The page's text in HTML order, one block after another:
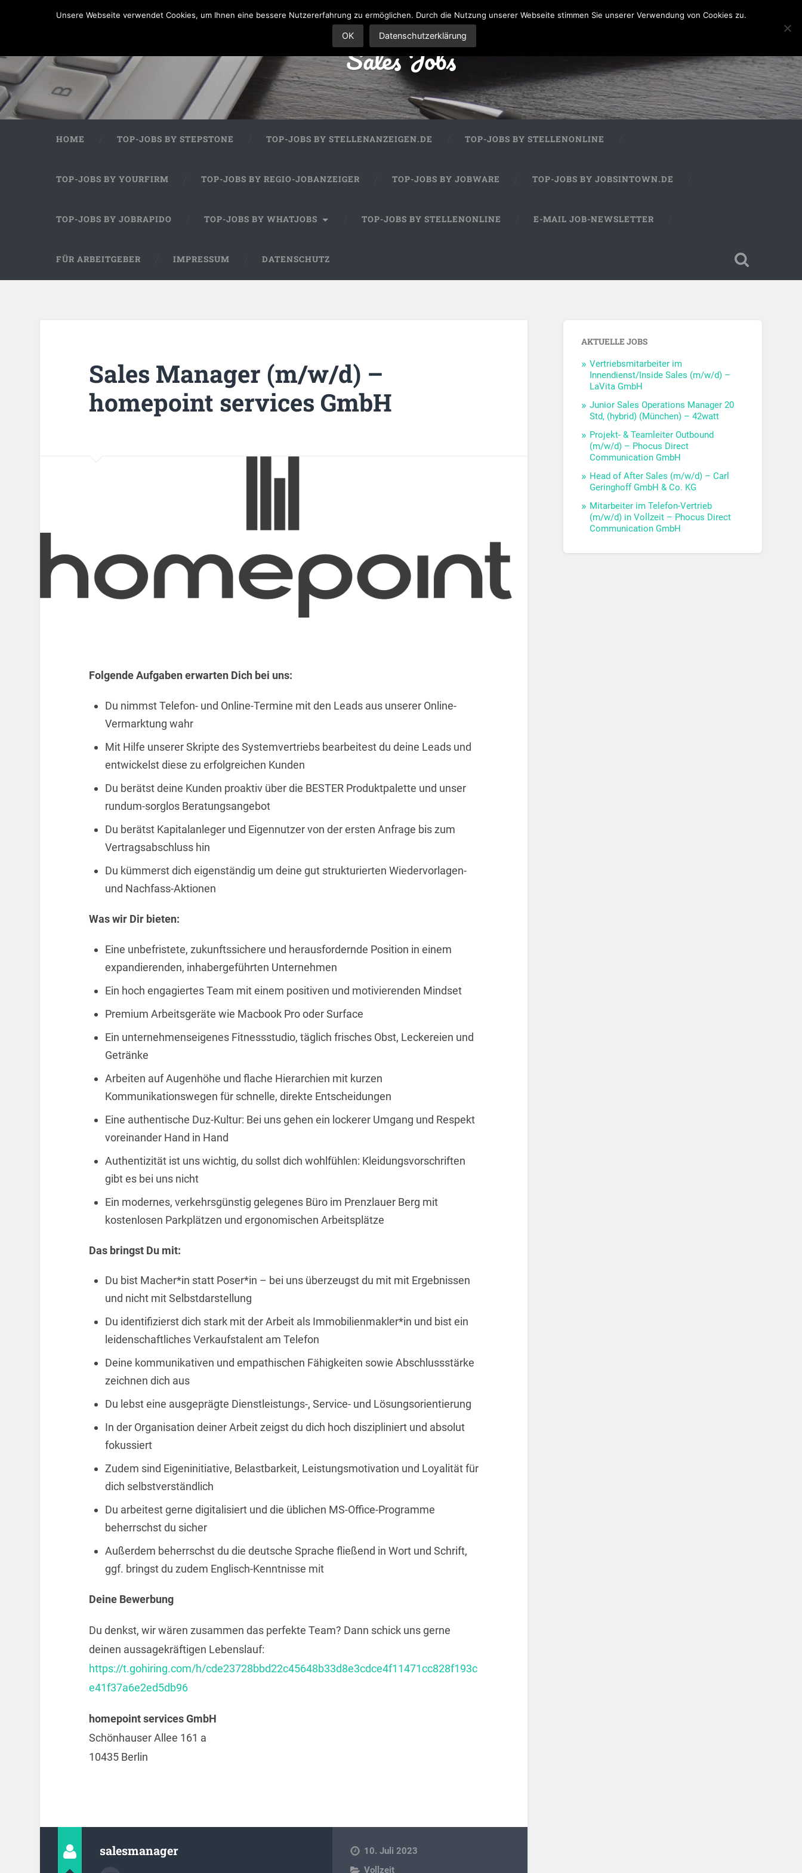
Sales Jobs
HOME TOP-JOBS BY STEPSTONE TOP-JOBS BY STELLENANZEIGEN.DE TOP-JOBS BY STELLENONLINE
TOP-JOBS BY YOURFIRM TOP-JOBS BY REGIO-JOBANZEIGER TOP-JOBS BY JOBWARE TOP-JOBS BY JOBSINTOWN.DE
TOP-JOBS BY JOBRAPIDO TOP-JOBS BY WHATJOBS TOP-JOBS BY STELLENONLINE E-MAIL JOB-NEWSLETTER
FÜR ARBEITGEBER IMPRESSUM DATENSCHUTZ
Sales Manager (m/w/d) –
homepoint services GmbH
Folgende Aufgaben erwarten Dich bei uns:
Du nimmst Telefon- und Online-Termine mit den Leads aus unserer Online-
Vermarktung wahr
Mit Hilfe unserer Skripte des Systemvertriebs bearbeitest du deine Leads und
entwickelst diese zu erfolgreichen Kunden
Du berätst deine Kunden proaktiv über die BESTER Produktpalette und unser
rundum-sorglos Beratungsangebot
Du berätst Kapitalanleger und Eigennutzer von der ersten Anfrage bis zum
Vertragsabschluss hin
Du kümmerst dich eigenständig um deine gut strukturierten Wiedervorlagen-
und Nachfass-Aktionen
Was wir Dir bieten:
Eine unbefristete, zukunftssichere und herausfordernde Position in einem
expandierenden, inhabergeführten Unternehmen
Ein hoch engagiertes Team mit einem positiven und motivierenden Mindset
Premium Arbeitsgeräte wie Macbook Pro oder Surface
Ein unternehmenseigenes Fitnessstudio, täglich frisches Obst, Leckereien und
Getränke
Arbeiten auf Augenhöhe und flache Hierarchien mit kurzen
Kommunikationswegen für schnelle, direkte Entscheidungen
Eine authentische Duz-Kultur: Bei uns gehen ein lockerer Umgang und Respekt
voreinander Hand in Hand
Authentizität ist uns wichtig, du sollst dich wohlfühlen: Kleidungsvorschriften
gibt es bei uns nicht
Ein modernes, verkehrsgünstig gelegenes Büro im Prenzlauer Berg mit
kostenlosen Parkplätzen und ergonomischen Arbeitsplätze
Das bringst Du mit:
Du bist Macher*in statt Poser*in – bei uns überzeugst du mit mit Ergebnissen
und nicht mit Selbstdarstellung
Du identifizierst dich stark mit der Arbeit als Immobilienmakler*in und bist ein
leidenschaftliches Verkaufstalent am Telefon
Deine kommunikativen und empathischen Fähigkeiten sowie Abschlussstärke
zeichnen dich aus
Du lebst eine ausgeprägte Dienstleistungs-, Service- und Lösungsorientierung
In der Organisation deiner Arbeit zeigst du dich hoch diszipliniert und absolut
fokussiert
Zudem sind Eigeninitiative, Belastbarkeit, Leistungsmotivation und Loyalität für
dich selbstverständlich
Du arbeitest gerne digitalisiert und die üblichen MS-Office-Programme
beherrschst du sicher
Außerdem beherrschst du die deutsche Sprache fließend in Wort und Schrift,
ggf. bringst du zudem Englisch-Kenntnisse mit
Deine Bewerbung
Du denkst, wir wären zusammen das perfekte Team? Dann schick uns gerne
deinen aussagekräftigen Lebenslauf:
https://t.gohiring.com/h/cde23728bbd22c45648b33d8e3cdce4f11471cc828f193c
e41f37a6e2ed5db96
homepoint services GmbH
Schönhauser Allee 161 a
10435 Berlin
salesmanager
10. Juli 2023
Vollzeit
AKTUELLE JOBS
Vertriebsmitarbeiter im
Innendienst/Inside Sales (m/w/d) –
LaVita GmbH
Junior Sales Operations Manager 20
Std, (hybrid) (München) – 42watt
Projekt- & Teamleiter Outbound
(m/w/d) – Phocus Direct
Communication GmbH
Head of After Sales (m/w/d) – Carl
Geringhoff GmbH & Co. KG
Mitarbeiter im Telefon-Vertrieb
(m/w/d) in Vollzeit – Phocus Direct
Communication GmbH
Unsere Webseite verwendet Cookies, um Ihnen eine bessere Nutzererfahrung zu ermöglichen. Durch die Nutzung unserer Webseite stimmen Sie unserer Verwendung von Cookies zu.
OK Datenschutzerklärung